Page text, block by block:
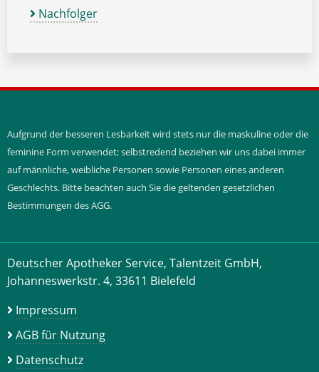
Nachfolger
Aufgrund der besseren Lesbarkeit wird stets nur die maskuline oder die
feminine Form verwendet; selbstredend beziehen wir uns dabei immer
auf männliche, weibliche Personen sowie Personen eines anderen
Geschlechts. Bitte beachten auch Sie die geltenden gesetzlichen
Bestimmungen des AGG.
Deutscher Apotheker Service, Talentzeit GmbH,
Johanneswerkstr. 4, 33611 Bielefeld
Impressum
AGB für Nutzung
Datenschutz